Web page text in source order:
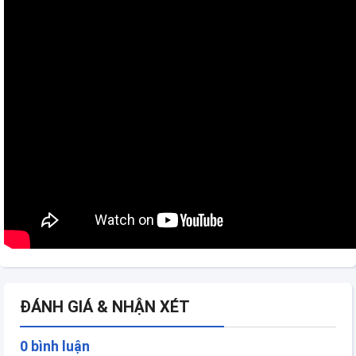
ĐÁNH GIÁ & NHẬN XÉT
0 bình luận